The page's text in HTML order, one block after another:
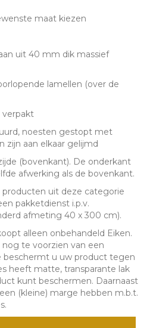
maat kiezen
uit 40 mm dik massief
lamellen (over de
verpakt
noesten gestopt met
zijn aan elkaar gelijmd
(bovenkant). De onderkant
afwerking als de bovenkant.
uit deze categorie
pakketdienst i.p.v.
afmeting 40 x 300 cm).
alleen onbehandeld Eiken.
te voorzien van een
beschermt u uw product tegen
heeft matte, transparante lak
kunt beschermen. Daarnaast
(kleine) marge hebben m.b.t.